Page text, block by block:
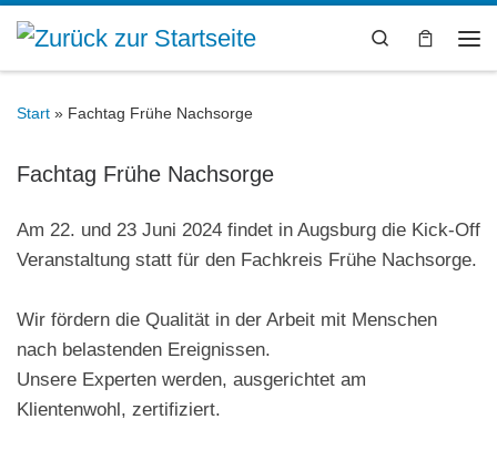
Zum Inhalt springen
Search
Start » Fachtag Frühe Nachsorge
Fachtag Frühe Nachsorge
Am 22. und 23 Juni 2024 findet in Augsburg die Kick-Off
Veranstaltung statt für den Fachkreis Frühe Nachsorge.
Wir fördern die Qualität in der Arbeit mit Menschen
nach belastenden Ereignissen.
Unsere Experten werden, ausgerichtet am
Klientenwohl, zertifiziert.